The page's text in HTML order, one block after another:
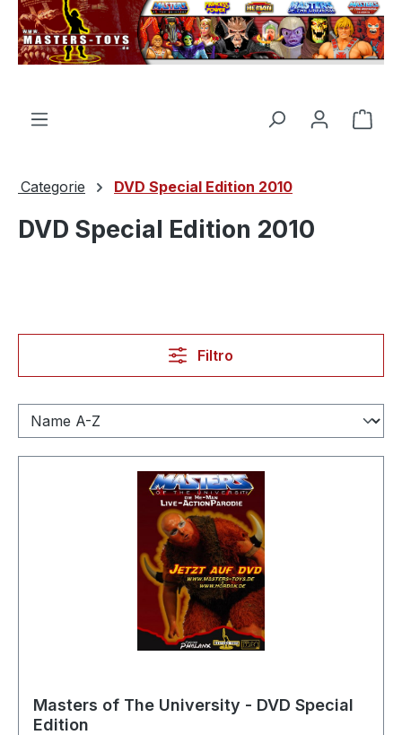
principale
Il
Categorie DVD Special Edition 2010
DVD Special Edition 2010
Filtro
Masters of The University - DVD Special
Edition